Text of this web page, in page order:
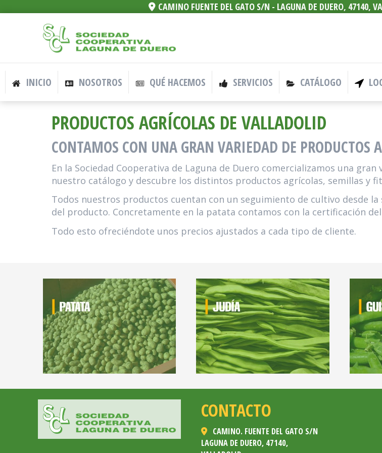
CAMINO FUENTE DEL GATO S/N - LAGUNA DE DUERO, 47140,
INICIO NOSOTROS QUÉ HACEMOS SERVICIOS CATÁLOGO
PRODUCTOS AGRÍCOLAS DE VALLADOLID
CONTAMOS CON UNA GRAN VARIEDAD DE PRODUCTOS
En la Sociedad Cooperativa de Laguna de Duero comercializamos una gran
nuestro catálogo y descubre los distintos productos agrícolas, semillas y
Todos nuestros productos cuentan con un seguimiento de cultivo desde
del producto. Concretamente en la patata contamos con la certificación
Todo esto ofreciéndote unos precios ajustados a cada tipo de cliente.
CONTACTO
CAMINO. FUENTE DEL GATO S/N
LAGUNA DE DUERO, 47140,